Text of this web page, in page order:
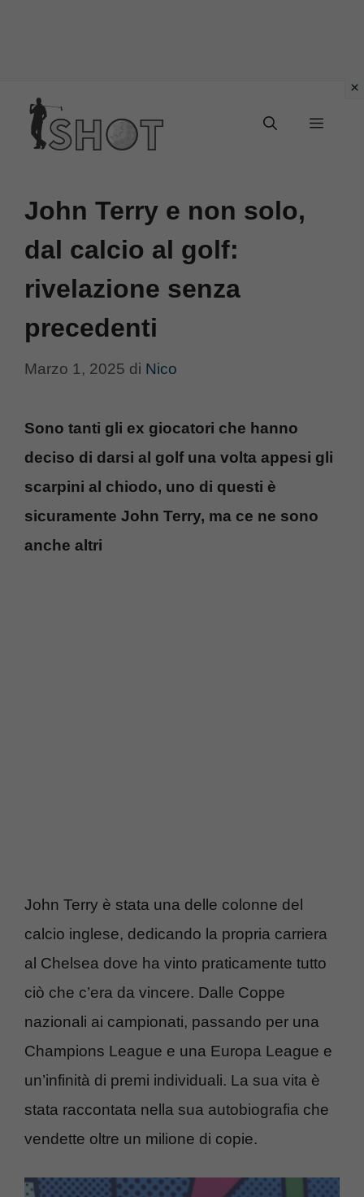
contenuto
Menu
John Terry e non solo,
dal calcio al golf:
rivelazione senza
precedenti
Marzo 1, 2025 di Nico
Sono tanti gli ex giocatori che hanno
deciso di darsi al golf una volta appesi gli
scarpini al chiodo, uno di questi è
sicuramente John Terry, ma ce ne sono
anche altri
John Terry è stata una delle colonne del
calcio inglese, dedicando la propria carriera
al Chelsea dove ha vinto praticamente tutto
ciò che c’era da vincere. Dalle Coppe
nazionali ai campionati, passando per una
Champions League e una Europa League e
un’infinità di premi individuali. La sua vita è
stata raccontata nella sua autobiografia che
vendette oltre un milione di copie.